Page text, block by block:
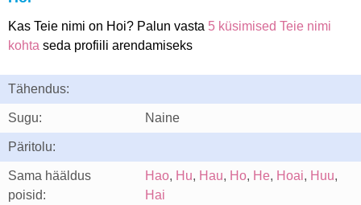
Kas Teie nimi on Hoi? Palun vasta 5 küsimised Teie nimi
kohta seda profiili arendamiseks
Tähendus:
Sugu: Naine
Päritolu:
Sama hääldus
poisid:
Hao, Hu, Hau, Ho, He, Hoai, Huu,
Hai